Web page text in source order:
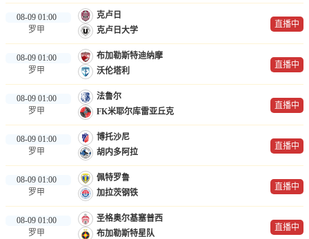
08-09 01:00
罗甲
克卢日
克卢日大学
直播中
08-09 01:00
罗甲
布加勒斯特迪纳摩
沃伦塔利
直播中
08-09 01:00
罗甲
法鲁尔
FK米耶尔库雷亚丘克
直播中
08-09 01:00
罗甲
博托沙尼
胡内多阿拉
直播中
08-09 01:00
罗甲
佩特罗鲁
加拉茨钢铁
直播中
08-09 01:00
罗甲
圣格奥尔基塞普西
布加勒斯特星队
直播中